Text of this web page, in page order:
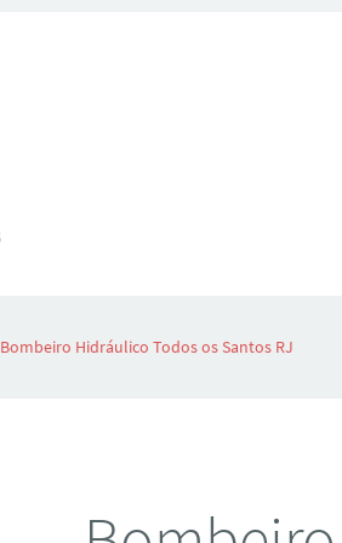
Bombeiro Hidráulico Todos os Santos RJ